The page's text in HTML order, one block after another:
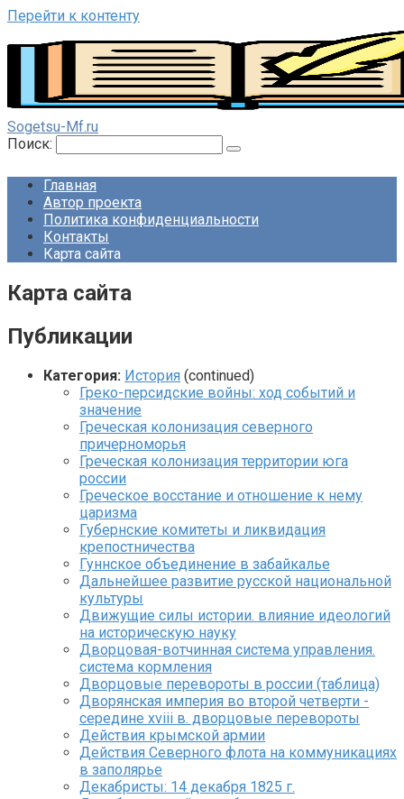
Перейти к контенту
Sogetsu-Mf.ru
Поиск:
Главная
Автор проекта
Политика конфиденциальности
Контакты
Карта сайта
Карта сайта
Публикации
Категория: История (continued)
Греко-персидские войны: ход событий и
значение
Греческая колонизация северного
причерноморья
Греческая колонизация территории юга
россии
Греческое восстание и отношение к нему
царизма
Губернские комитеты и ликвидация
крепостничества
Гуннское объединение в забайкалье
Дальнейшее развитие русской национальной
культуры
Движущие силы истории. влияние идеологий
на историческую науку
Дворцовая-вотчинная система управления.
система кормления
Дворцовые перевороты в россии (таблица)
Дворянская империя во второй четверти -
середине xviii в. дворцовые перевороты
Действия крымской армии
Действия Северного флота на коммуникациях
в заполярье
Декабристы: 14 декабря 1825 г.